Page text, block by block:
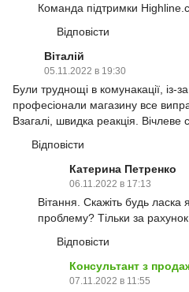
Команда підтримки
Відповісти
Віталій
05.11.2022 в 19:30
Були труднощі в комунакації, із-
професіонали магазину все
Взагалі, швидка реакція. Вічлеве
Відповісти
Катерина Петренко
06.11.2022 в 17:13
Вітання. Скажіть будь
проблему? Тільки за
Відповісти
Консультант з
07.11.2022 в 11:55